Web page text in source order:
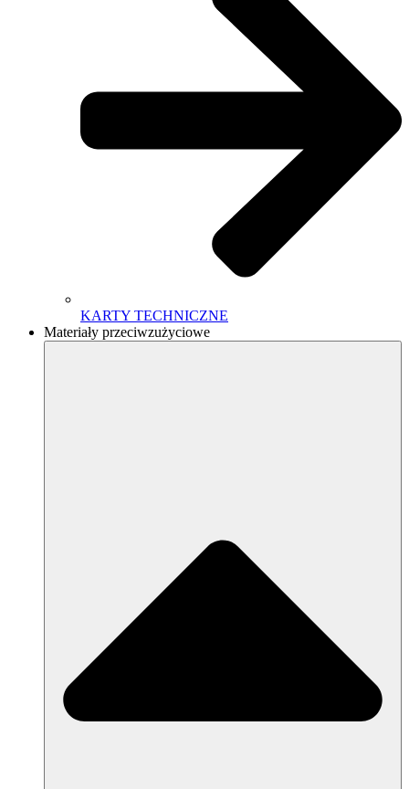
KARTY TECHNICZNE
Materiały przeciwzużyciowe